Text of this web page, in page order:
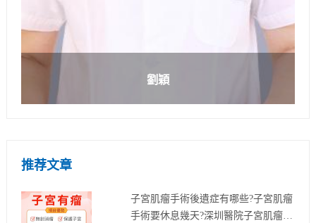
劉穎
推荐文章
子宮肌瘤手術後遺症有哪些?子宮肌瘤
手術要休息幾天?深圳醫院子宮肌瘤檢